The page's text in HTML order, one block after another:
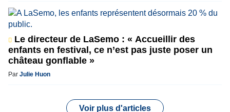
Le directeur de LaSemo : « Accueillir des
enfants en festival, ce n’est pas juste poser un
château gonflable »
Par Julie Huon
Voir plus d'articles